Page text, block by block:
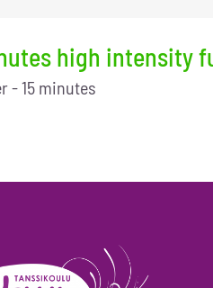
high intensity
- 15 minutes